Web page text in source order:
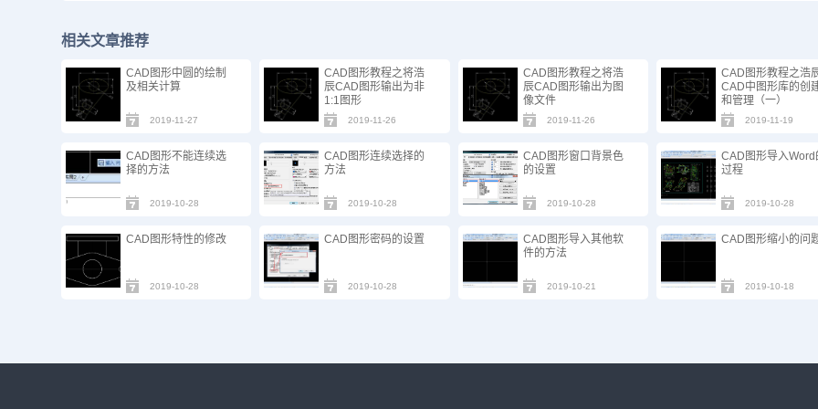
相关文章推荐
CAD图形中圆的绘制
及相关计算
2019-11-27
CAD图形教程之将浩
辰CAD图形输出为非
1:1图形
2019-11-26
CAD图形教程之将浩
辰CAD图形输出为图
像文件
2019-11-26
CAD图形教程之浩
CAD中图形库的创
和管理（一）
2019-11-19
CAD图形不能连续选
择的方法
2019-10-28
CAD图形连续选择的
方法
2019-10-28
CAD图形窗口背景色
的设置
2019-10-28
CAD图形导入Word
过程
2019-10-28
CAD图形特性的修改
2019-10-28
CAD图形密码的设置
2019-10-28
CAD图形导入其他软
件的方法
2019-10-21
CAD图形缩小的问
2019-10-18